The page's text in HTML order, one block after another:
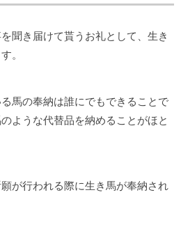
聞き届けて貰うお礼として、生き
。
馬の奉納は誰にでもできることで
ような代替品を納めることがほと
が行われる際に生き馬が奉納され